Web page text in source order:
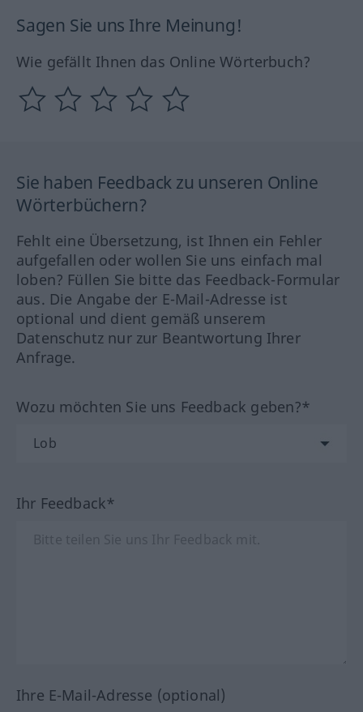
Sagen Sie uns Ihre Meinung!
Wie gefällt Ihnen das Online Wörterbuch?
Sie haben Feedback zu unseren Online
Wörterbüchern?
Fehlt eine Übersetzung, ist Ihnen ein Fehler
aufgefallen oder wollen Sie uns einfach mal
loben? Füllen Sie bitte das Feedback-Formular
aus. Die Angabe der E-Mail-Adresse ist
optional und dient gemäß unserem
Datenschutz nur zur Beantwortung Ihrer
Anfrage.
Wozu möchten Sie uns Feedback geben?*
Ihr Feedback*
Ihre E-Mail-Adresse (optional)